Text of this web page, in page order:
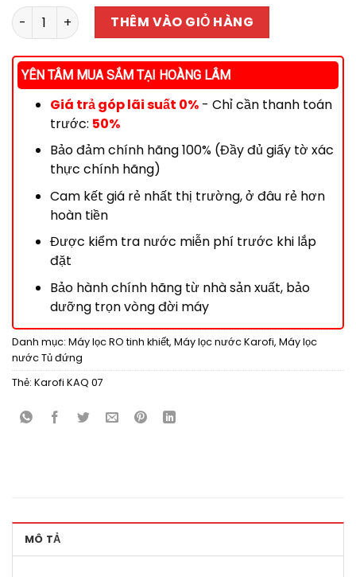
Máy lọc nước Karofi KAQ-O07 số lượng
THÊM VÀO GIỎ HÀNG
YÊN TÂM MUA SẮM TẠI HOÀNG LÂM
Giá trả góp lãi suất 0%- Chỉ cần thanh toán
trước: 50%
Bảo đảm chính hãng 100% (Đầy đủ giấy tờ xác
thực chính hãng)
Cam kết giá rẻ nhất thị trường, ở đâu rẻ hơn
hoàn tiền
Được kiểm tra nước miễn phí trước khi lắp
đặt
Bảo hành chính hãng từ nhà sản xuất, bảo
dưỡng trọn vòng đời máy
Danh mục: Máy lọc RO tinh khiết, Máy lọc nước Karofi, Máy lọc
nước Tủ đứng
Thẻ: Karofi KAQ 07
MÔ TẢ